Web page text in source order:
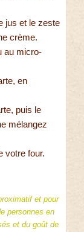
jus et le zeste
crème.
au micro-
en
puis le
mélangez
votre four.
et pour
personnes en
et du goût de